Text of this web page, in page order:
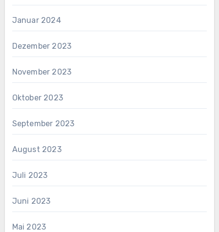
Januar 2024
Dezember 2023
November 2023
Oktober 2023
September 2023
August 2023
Juli 2023
Juni 2023
Mai 2023